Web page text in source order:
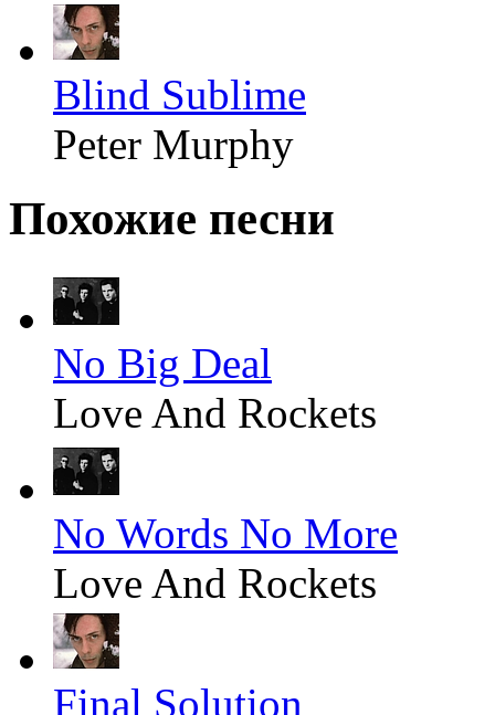
Blind Sublime
Peter Murphy
Похожие песни
No Big Deal
Love And Rockets
No Words No More
Love And Rockets
Final Solution